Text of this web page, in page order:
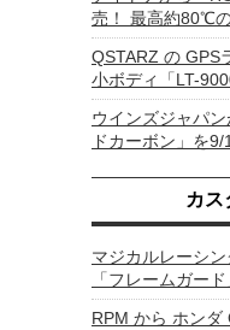
売！ 最高約80℃
QSTARZ の GPS
小ボディ「LT-
ウインズジャパ
ドカーボン」を9/
カス
マジカルレーシ
「フレームガー
RPM から ホンダ